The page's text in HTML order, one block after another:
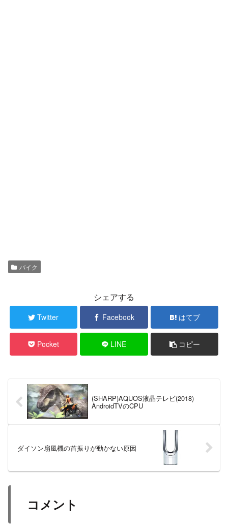
バイク
シェアする
Twitter Facebook はてブ
Pocket LINE コピー
(SHARP)AQUOS液晶テレビ(2018)
AndroidTVのCPU
ダイソン扇風機の首振りが動かない原因
コメント